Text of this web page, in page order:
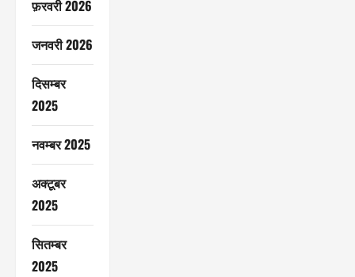
फ़रवरी 2026
जनवरी 2026
दिसम्बर
2025
नवम्बर 2025
अक्टूबर
2025
सितम्बर
2025